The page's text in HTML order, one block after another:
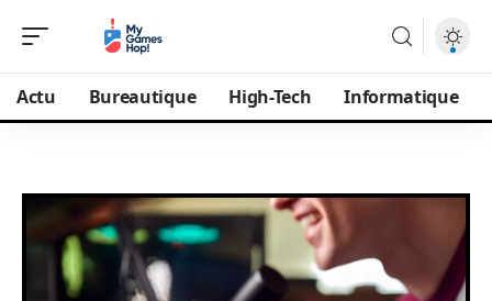
Actu Bureautique High-Tech Informatique